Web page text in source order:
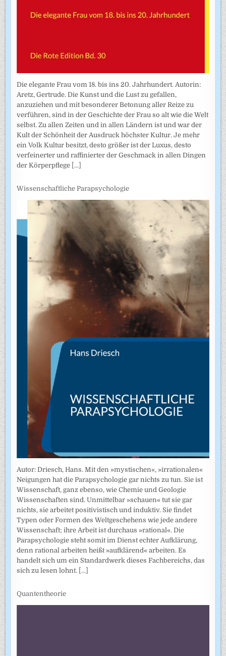
Die elegante Frau vom 18. bis ins 20. Jahrhundert. Autorin:
Aretz, Gertrude. Die Kunst und die Lust zu gefallen,
anzuziehen und mit besonderer Betonung aller Reize zu
verführen, sind in der Geschichte der Frau so alt wie die Welt
selbst. Zu allen Zeiten und in allen Ländern ist und war der
Kult der Schönheit der Ausdruck höchster Kultur. Je mehr
ein Volk Kultur besitzt, desto größer ist der Luxus, desto
verfeinerter und raffinierter der Geschmack in allen Dingen
der Körperpflege [...]
Wissenschaftliche Parapsychologie
Autor: Driesch, Hans. Mit den »mystischen«, »irrationalen«
Neigungen hat die Parapsychologie gar nichts zu tun. Sie ist
Wissenschaft, ganz ebenso, wie Chemie und Geologie
Wissenschaften sind. Unmittelbar »schauen« tut sie gar
nichts, sie arbeitet positivistisch und induktiv. Sie findet
Typen oder Formen des Weltgeschehens wie jede andere
Wissenschaft; ihre Arbeit ist durchaus »rational«. Die
Parapsychologie steht somit im Dienst echter Aufklärung,
denn rational arbeiten heißt »aufklärend« arbeiten. Es
handelt sich um ein Standardwerk dieses Fachbereichs, das
sich zu lesen lohnt. [...]
Quantentheorie